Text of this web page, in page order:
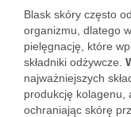
Blask skóry często
organizmu, dlatego
pielęgnację, które
składniki odżywcze.
najważniejszych
produkcję kolagenu,
ochraniając skórę